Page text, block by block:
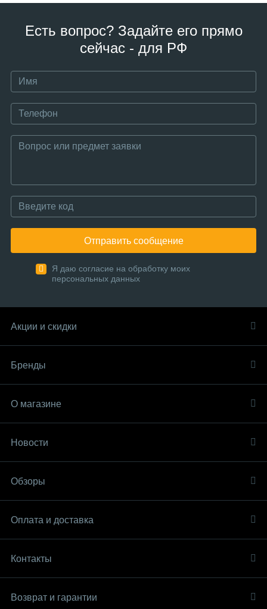
Есть вопрос? Задайте его прямо
сейчас - для РФ
Отправить сообщение
Я даю согласие на обработку моих
персональных данных
Акции и скидки
Бренды
О магазине
Новости
Обзоры
Оплата и доставка
Контакты
Возврат и гарантии